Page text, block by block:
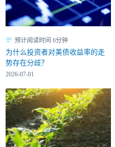
预计阅读时间 6分钟
为什么投资者对美债收益率的走
势存在分歧？
2026-07-01